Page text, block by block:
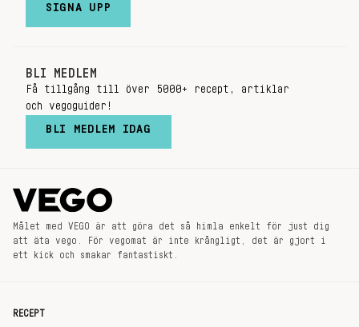
SIGNA UPP
BLI MEDLEM
Få tillgång till över 5000+ recept, artiklar
och vegoguider!
BLI MEDLEM IDAG
Målet med VEGO är att göra det så himla enkelt för just dig
att äta vego. För vegomat är inte krångligt, det är gjort i
ett kick och smakar fantastiskt.
RECEPT